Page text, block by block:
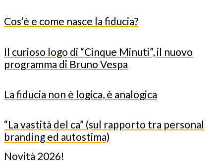
Cos’è e come nasce la fiducia?
Il curioso logo di “Cinque Minuti”, il nuovo
programma di Bruno Vespa
La fiducia non è logica, è analogica
“La vastità del ca” (sul rapporto tra personal
branding ed autostima)
Novità 2026!